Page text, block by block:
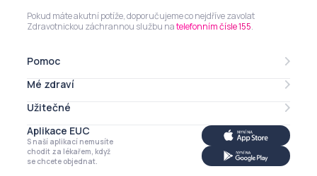
Pokud máte akutní potíže, doporučujeme co nejdříve zavolat
Zdravotnickou záchrannou službu natelefonním čísle 155.
Pomoc
Lékarna online
eRecept
Mé zdraví
Mé léky
Zdravotní profil
Má imunita
Užitečné
Můj profil
Kalendář
Články a tipy
Aplikace EUC
S naší aplikací nemusíte
chodit za lékařem, když
se chcete objednat.